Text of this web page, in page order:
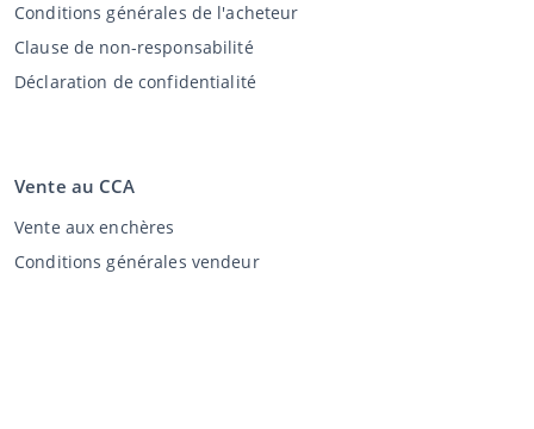
Conditions générales de l'acheteur
Clause de non-responsabilité
Déclaration de confidentialité
Vente au CCA
Vente aux enchères
Conditions générales vendeur